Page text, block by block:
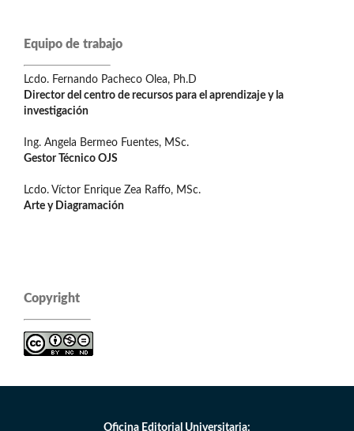
Equipo de trabajo
Lcdo. Fernando Pacheco Olea, Ph.D
Director del centro de recursos para el aprendizaje y la
investigación
Ing. Angela Bermeo Fuentes, MSc.
Gestor Técnico OJS
Lcdo. Víctor Enrique Zea Raffo, MSc.
Arte y Diagramación
Copyright
Oficina Editorial Universitaria: